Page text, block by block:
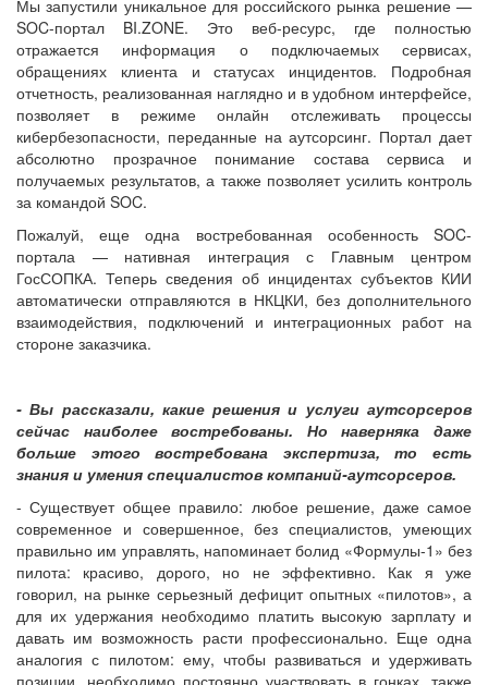
Мы запустили уникальное для российского рынка решение —
SOC-портал BI.ZONE. Это веб-ресурс, где полностью
отражается информация о подключаемых сервисах,
обращениях клиента и статусах инцидентов. Подробная
отчетность, реализованная наглядно и в удобном интерфейсе,
позволяет в режиме онлайн отслеживать процессы
кибербезопасности, переданные на аутсорсинг. Портал дает
абсолютно прозрачное понимание состава сервиса и
получаемых результатов, а также позволяет усилить контроль
за командой SOC.
Пожалуй, еще одна востребованная особенность SOC-
портала — нативная интеграция с Главным центром
ГосСОПКА. Теперь сведения об инцидентах субъектов КИИ
автоматически отправляются в НКЦКИ, без дополнительного
взаимодействия, подключений и интеграционных работ на
стороне заказчика.
- Вы рассказали, какие решения и услуги аутсорсеров
сейчас наиболее востребованы. Но наверняка даже
больше этого востребована экспертиза, то есть
знания и умения специалистов компаний-аутсорсеров.
- Существует общее правило: любое решение, даже самое
современное и совершенное, без специалистов, умеющих
правильно им управлять, напоминает болид «Формулы-1» без
пилота: красиво, дорого, но не эффективно. Как я уже
говорил, на рынке серьезный дефицит опытных «пилотов», а
для их удержания необходимо платить высокую зарплату и
давать им возможность расти профессионально. Еще одна
аналогия с пилотом: ему, чтобы развиваться и удерживать
позиции, необходимо постоянно участвовать в гонках, также